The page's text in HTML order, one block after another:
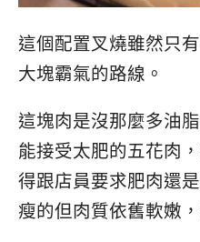
這個配置叉燒雖然只
大塊霸氣的路線。
這塊肉是沒那麼多油
能接受太肥的五花肉
得跟店員要求肥肉還
瘦的但肉質依舊軟嫩